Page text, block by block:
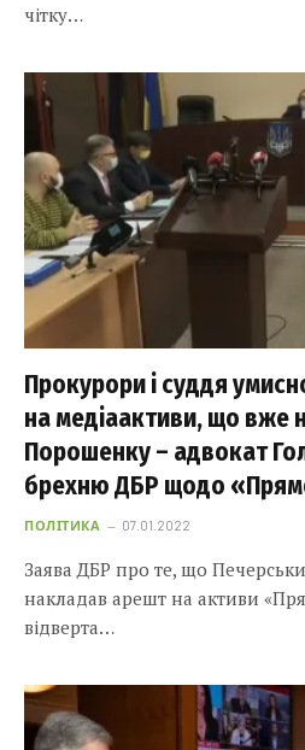
чітку…
Прокурори і суддя
на медіаактиви, що вже
Порошенку – адвокат
брехню ДБР щодо
ПОЛІТИКА 07.01.2022
Заява ДБР про те, що
накладав арешт на активи
відверта…